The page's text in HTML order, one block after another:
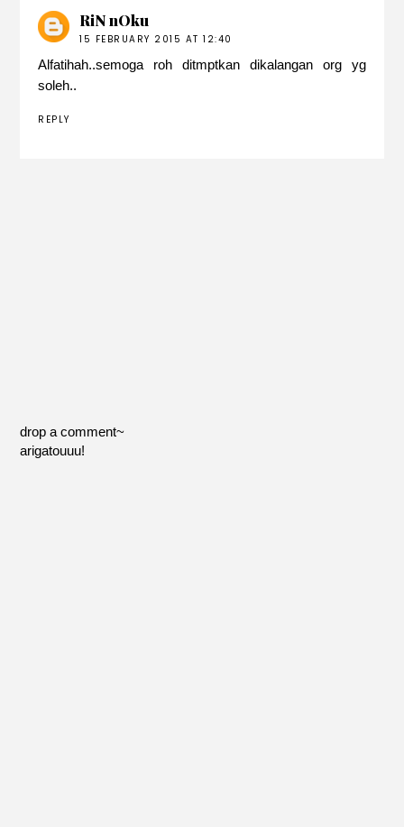
RiN nOku
15 FEBRUARY 2015 AT 12:40
Alfatihah..semoga roh ditmptkan dikalangan org yg
soleh..
REPLY
drop a comment~
arigatouuu!